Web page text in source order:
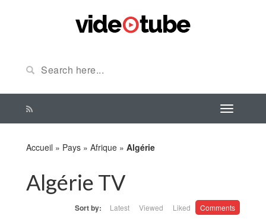
Accueil » Pays » Afrique » Algérie
Algérie TV
Sort by: Latest Viewed Liked Comments